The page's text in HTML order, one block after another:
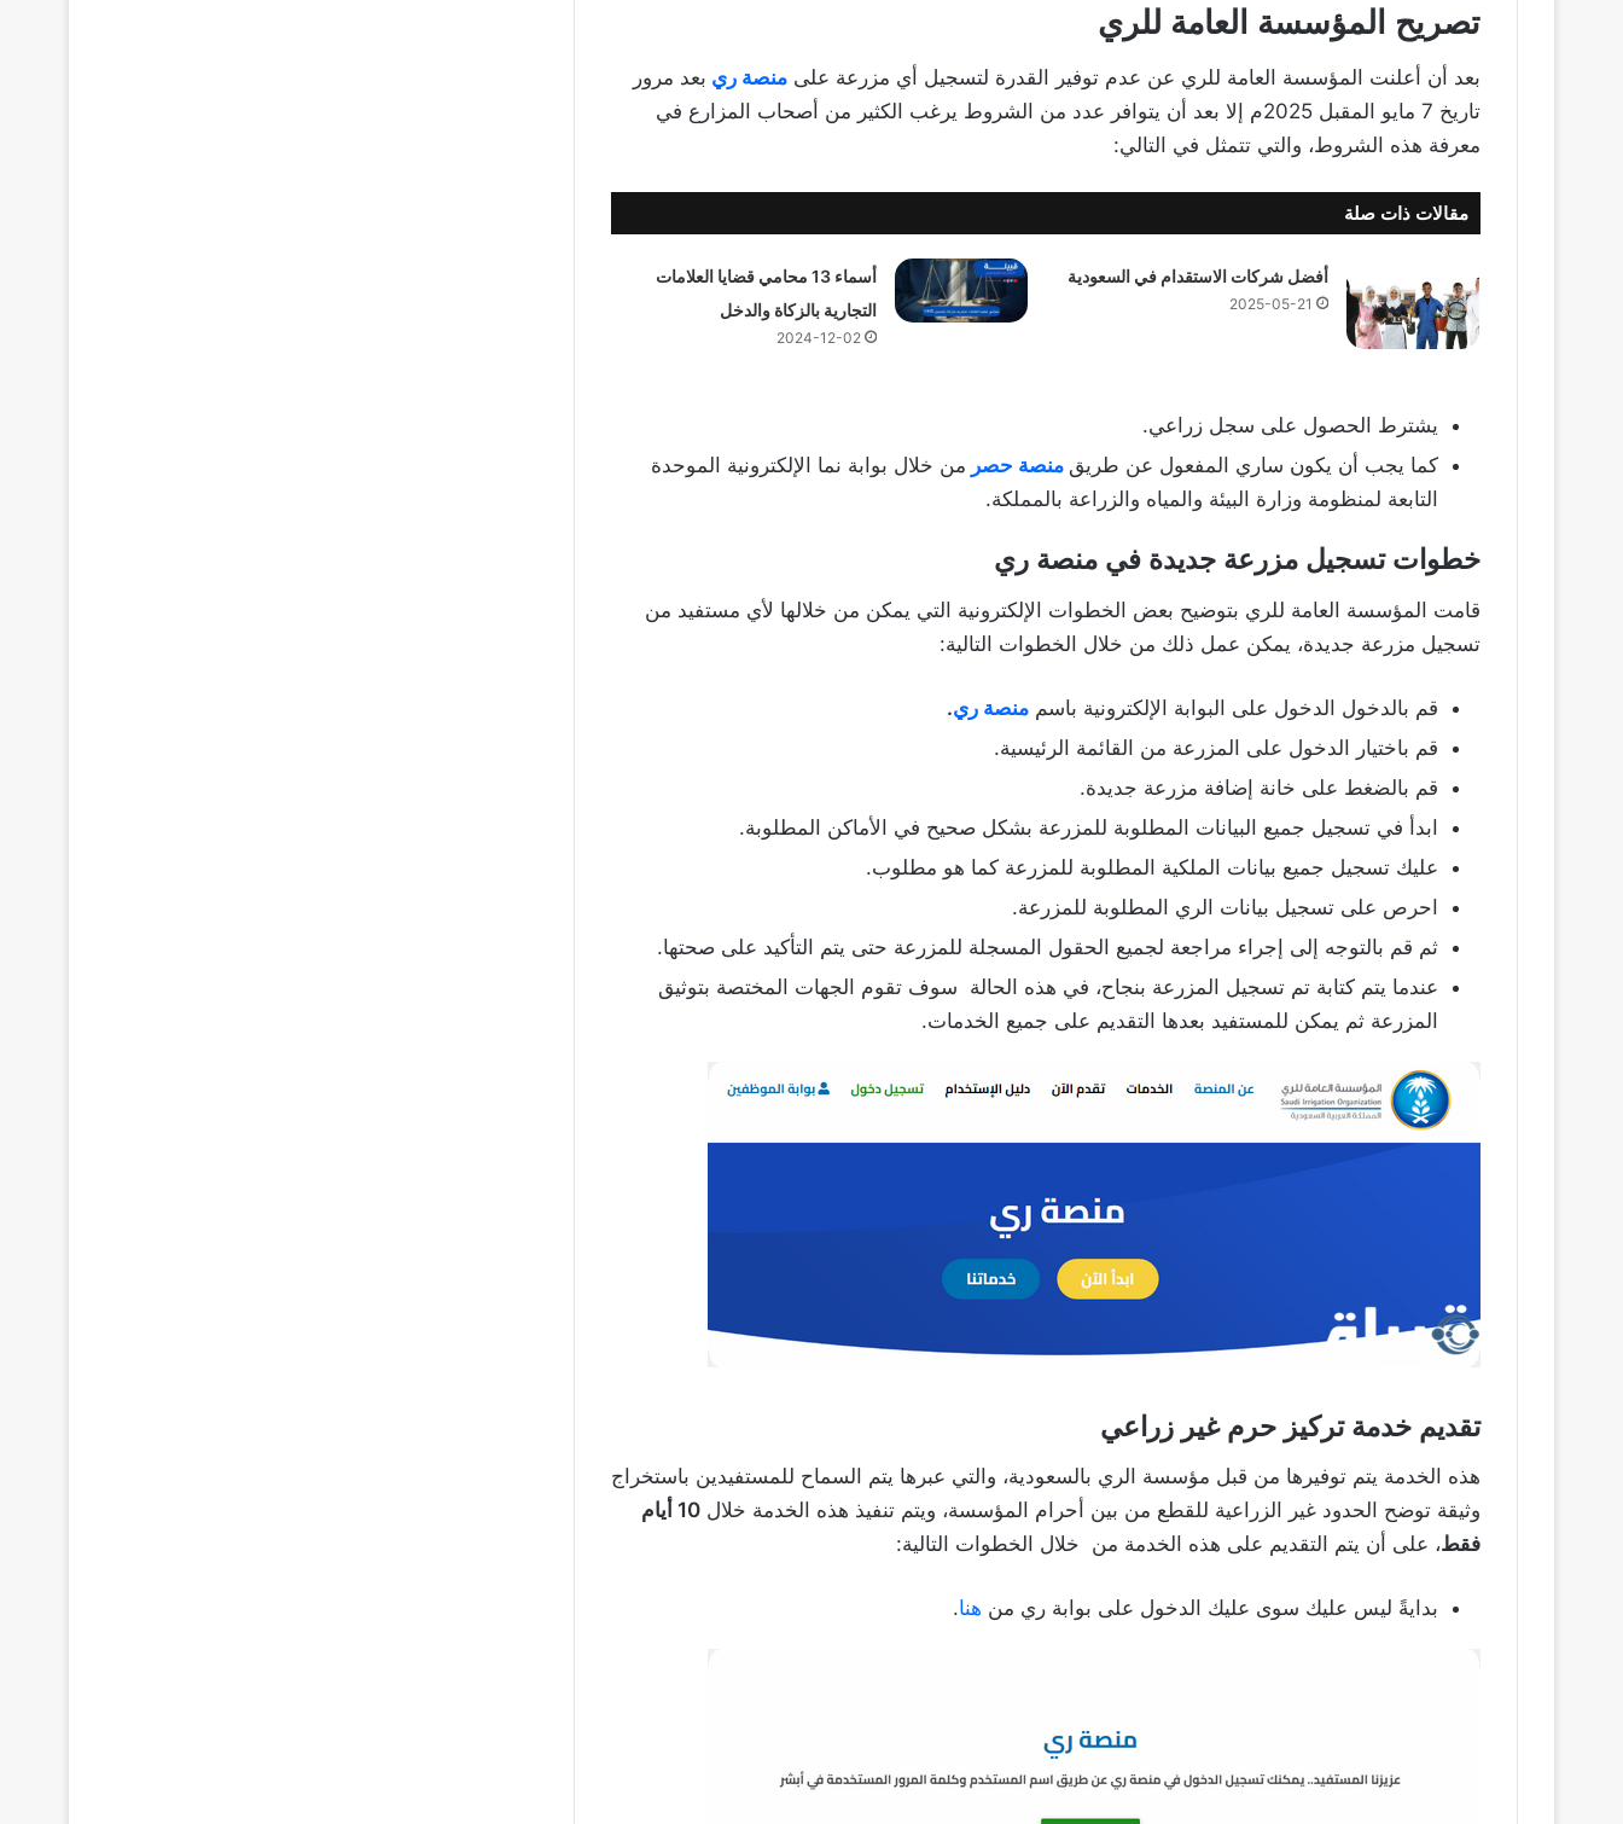
تصريح المؤسسة العامة للري
بعد أن أعلنت المؤسسة العامة للري عن عدم توفير القدرة لتسجيل أي مزرعة على منصة ري بعد مرور
تاريخ 7 مايو المقبل 2025م إلا بعد أن يتوافر عدد من الشروط يرغب الكثير من أصحاب المزارع في
معرفة هذه الشروط، والتي تتمثل في التالي:
مقالات ذات صلة
أفضل شركات الاستقدام في السعودية
2025-05-21
أسماء 13 محامي قضايا العلامات
التجارية بالزكاة والدخل
2024-12-02
يشترط الحصول على سجل زراعي.
كما يجب أن يكون ساري المفعول عن طريق منصة حصر من خلال بوابة نما الإلكترونية الموحدة
التابعة لمنظومة وزارة البيئة والمياه والزراعة بالمملكة.
خطوات تسجيل مزرعة جديدة في منصة ري
قامت المؤسسة العامة للري بتوضيح بعض الخطوات الإلكترونية التي يمكن من خلالها لأي مستفيد من
تسجيل مزرعة جديدة، يمكن عمل ذلك من خلال الخطوات التالية:
قم بالدخول الدخول على البوابة الإلكترونية باسم منصة ري.
قم باختيار الدخول على المزرعة من القائمة الرئيسية.
قم بالضغط على خانة إضافة مزرعة جديدة.
ابدأ في تسجيل جميع البيانات المطلوبة للمزرعة بشكل صحيح في الأماكن المطلوبة.
عليك تسجيل جميع بيانات الملكية المطلوبة للمزرعة كما هو مطلوب.
احرص على تسجيل بيانات الري المطلوبة للمزرعة.
ثم قم بالتوجه إلى إجراء مراجعة لجميع الحقول المسجلة للمزرعة حتى يتم التأكيد على صحتها.
عندما يتم كتابة تم تسجيل المزرعة بنجاح، في هذه الحالة سوف تقوم الجهات المختصة بتوثيق
المزرعة ثم يمكن للمستفيد بعدها التقديم على جميع الخدمات.
تقديم خدمة تركيز حرم غير زراعي
هذه الخدمة يتم توفيرها من قبل مؤسسة الري بالسعودية، والتي عبرها يتم السماح للمستفيدين باستخراج
وثيقة توضح الحدود غير الزراعية للقطع من بين أحرام المؤسسة، ويتم تنفيذ هذه الخدمة خلال
10 أيام
فقط، على أن يتم التقديم على هذه الخدمة من خلال الخطوات التالية:
بدايةً ليس عليك سوى عليك الدخول على بوابة ري من هنا.